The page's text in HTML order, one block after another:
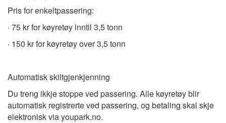
Pris for enkeltpassering:
· 75 kr for køyretøy inntil 3,5 tonn
· 150 kr for køyretøy over 3,5 tonn
Automatisk skiltgjenkjenning
Du treng ikkje stoppe ved passering. Alle køyretøy blir
automatisk registrerte ved passering, og betaling skal skje
elektronisk via youpark.no.